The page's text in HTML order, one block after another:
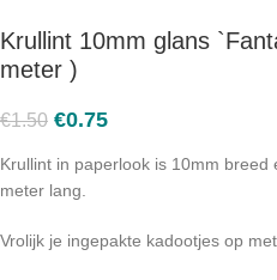
Krullint 10mm glans
meter )
€1.50 €0.75
Krullint in paperlook is 10mm
meter lang.
Vrolijk je ingepakte kadootjes op